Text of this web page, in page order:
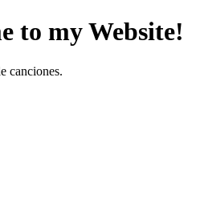
to my Website!
canciones.